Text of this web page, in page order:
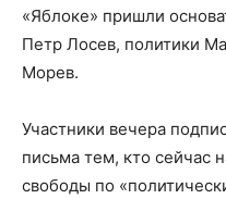
«Яблоке» пришли
Петр Лосев, политики
Морев.
Участники вечера
письма тем, кто сейчас
свободы по